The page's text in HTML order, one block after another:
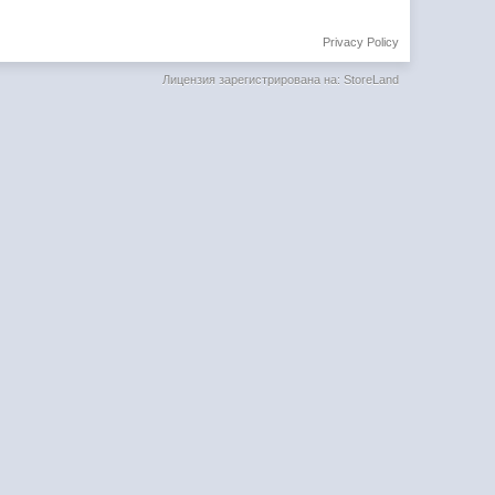
Privacy Policy
Лицензия зарегистрирована на: StoreLand